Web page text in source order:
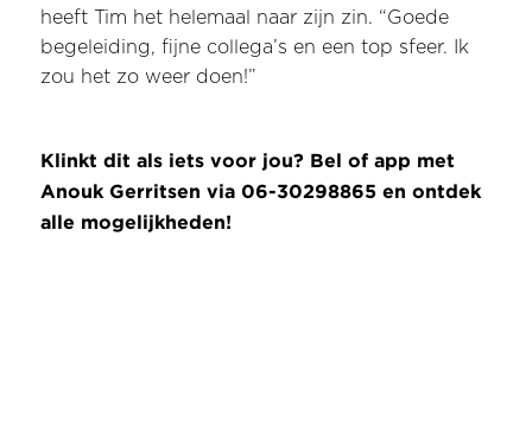
heeft Tim het helemaal naar zijn zin. “Goede
begeleiding, fijne collega’s en een top sfeer. Ik
zou het zo weer doen!”
Klinkt dit als iets voor jou? Bel of app met
Anouk Gerritsen via 06-30298865 en ontdek
alle mogelijkheden!